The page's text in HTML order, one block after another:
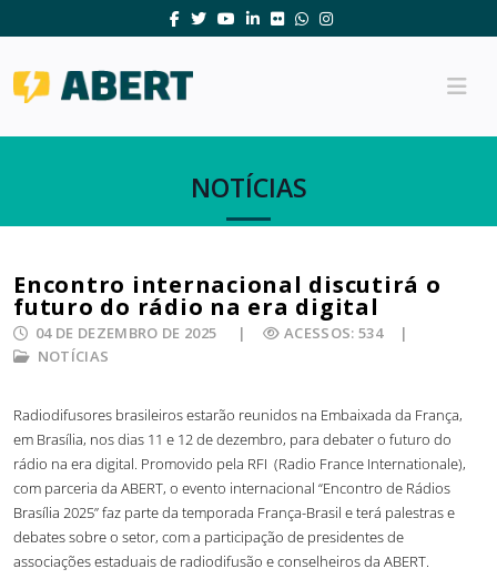
NOTÍCIAS
Encontro internacional discutirá o
futuro do rádio na era digital
NOTÍCIAS
04 DE DEZEMBRO DE 2025 ACESSOS: 534
Radiodifusores brasileiros estarão reunidos na Embaixada da França,
em Brasília, nos dias 11 e 12 de dezembro, para debater o futuro do
rádio na era digital. Promovido pela RFI (Radio France Internationale),
com parceria da ABERT, o evento internacional “Encontro de Rádios
Brasília 2025” faz parte da temporada França-Brasil e terá palestras e
debates sobre o setor, com a participação de presidentes de
associações estaduais de radiodifusão e conselheiros da ABERT.